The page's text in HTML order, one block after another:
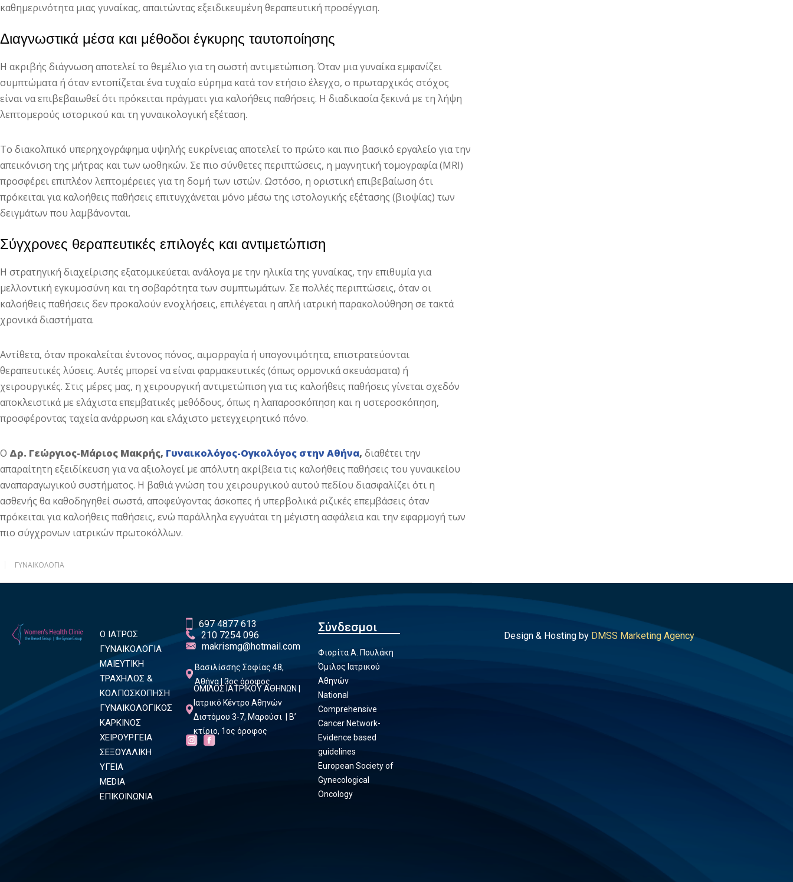
καθημερινότητα μιας γυναίκας, απαιτώντας εξειδικευμένη θεραπευτική προσέγγιση.
Διαγνωστικά μέσα και μέθοδοι έγκυρης ταυτοποίησης
Η ακριβής διάγνωση αποτελεί το θεμέλιο για τη σωστή αντιμετώπιση. Όταν μια γυναίκα εμφανίζει
συμπτώματα ή όταν εντοπίζεται ένα τυχαίο εύρημα κατά τον ετήσιο έλεγχο, ο πρωταρχικός στόχος
είναι να επιβεβαιωθεί ότι πρόκειται πράγματι για καλοήθεις παθήσεις. Η διαδικασία ξεκινά με τη λήψη
λεπτομερούς ιστορικού και τη γυναικολογική εξέταση.
Το διακολπικό υπερηχογράφημα υψηλής ευκρίνειας αποτελεί το πρώτο και πιο βασικό εργαλείο για την
απεικόνιση της μήτρας και των ωοθηκών. Σε πιο σύνθετες περιπτώσεις, η μαγνητική τομογραφία (MRI)
προσφέρει επιπλέον λεπτομέρειες για τη δομή των ιστών. Ωστόσο, η οριστική επιβεβαίωση ότι
πρόκειται για καλοήθεις παθήσεις επιτυγχάνεται μόνο μέσω της ιστολογικής εξέτασης (βιοψίας) των
δειγμάτων που λαμβάνονται.
Σύγχρονες θεραπευτικές επιλογές και αντιμετώπιση
Η στρατηγική διαχείρισης εξατομικεύεται ανάλογα με την ηλικία της γυναίκας, την επιθυμία για
μελλοντική εγκυμοσύνη και τη σοβαρότητα των συμπτωμάτων. Σε πολλές περιπτώσεις, όταν οι
καλοήθεις παθήσεις δεν προκαλούν ενοχλήσεις, επιλέγεται η απλή ιατρική παρακολούθηση σε τακτά
χρονικά διαστήματα.
Αντίθετα, όταν προκαλείται έντονος πόνος, αιμορραγία ή υπογονιμότητα, επιστρατεύονται
θεραπευτικές λύσεις. Αυτές μπορεί να είναι φαρμακευτικές (όπως ορμονικά σκευάσματα) ή
χειρουργικές. Στις μέρες μας, η χειρουργική αντιμετώπιση για τις καλοήθεις παθήσεις γίνεται σχεδόν
αποκλειστικά με ελάχιστα επεμβατικές μεθόδους, όπως η λαπαροσκόπηση και η υστεροσκόπηση,
προσφέροντας ταχεία ανάρρωση και ελάχιστο μετεγχειρητικό πόνο.
Ο Δρ. Γεώργιος-Μάριος Μακρής, Γυναικολόγος-Ογκολόγος στην Αθήνα, διαθέτει την
απαραίτητη εξειδίκευση για να αξιολογεί με απόλυτη ακρίβεια τις καλοήθεις παθήσεις του γυναικείου
αναπαραγωγικού συστήματος. Η βαθιά γνώση του χειρουργικού αυτού πεδίου διασφαλίζει ότι η
ασθενής θα καθοδηγηθεί σωστά, αποφεύγοντας άσκοπες ή υπερβολικά ριζικές επεμβάσεις όταν
πρόκειται για καλοήθεις παθήσεις, ενώ παράλληλα εγγυάται τη μέγιστη ασφάλεια και την εφαρμογή των
πιο σύγχρονων ιατρικών πρωτοκόλλων.
ΓΥΝΑΙΚΟΛΟΓΊΑ
Ο ΙΑΤΡΟΣ
ΓΥΝΑΙΚΟΛΟΓΙΑ
ΜΑΙΕΥΤΙΚΗ
ΤΡΑΧΗΛΟΣ &
ΚΟΛΠΟΣΚΟΠΗΣΗ
ΓΥΝΑΙΚΟΛΟΓΙΚΟΣ
ΚΑΡΚΙΝΟΣ
ΧΕΙΡΟΥΡΓΕΙΑ
ΣΕΞΟΥΑΛΙΚΗ
ΥΓΕΙΑ
MEDIA
ΕΠΙΚΟΙΝΩΝΙΑ
697 4877 613
210 7254 096
makrismg@hotmail.com
Βασιλίσσης Σοφίας 48,
Αθήνα | 3ος όροφος
ΟΜΙΛΟΣ ΙΑΤΡΙΚΟΥ ΑΘΗΝΩΝ |
Ιατρικό Κέντρο Αθηνών
Διστόμου 3-7, Μαρούσι | Β’
κτίριο, 1ος όροφος
Σύνδεσμοι
Φιορίτα Α. Πουλάκη
Όμιλος Ιατρικού
Αθηνών
National
Comprehensive
Cancer Network-
Evidence based
guidelines
European Society of
Gynecological
Oncology
Design & Hosting by DMSS Marketing Agency